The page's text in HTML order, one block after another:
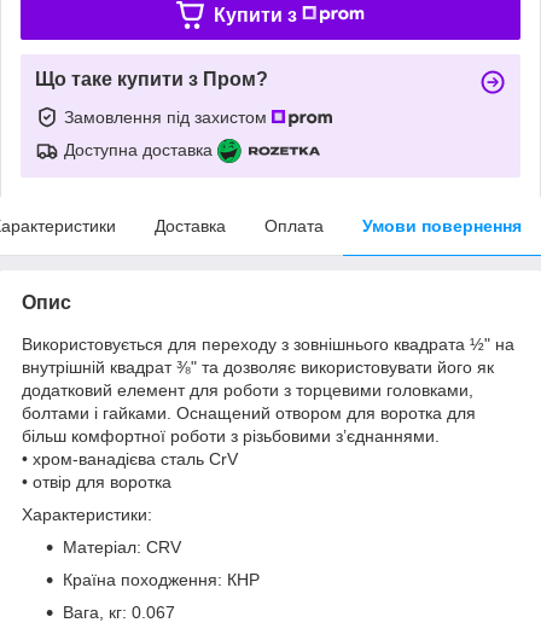
Купити з
Що таке купити з Пром?
Замовлення під захистом
Доступна доставка
Доставка Оплата Умови повернення
Опис
Використовується для переходу з зовнішнього квадрата ½" на
внутрішній квадрат ⅜" та дозволяє використовувати його як
додатковий елемент для роботи з торцевими головками,
болтами і гайками. Оснащений отвором для воротка для
більш комфортної роботи з різьбовими з’єднаннями.
• хром-ванадієва сталь CrV
• отвір для воротка
Характеристики:
Матеріал: CRV
Країна походження: КНР
Вага, кг: 0.067